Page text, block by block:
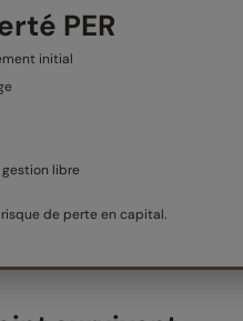
PER
initial
gestion libre
de perte en capital.